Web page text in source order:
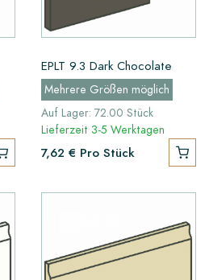
EPLT 9.3 Dark Chocolate
Mehrere Größen möglich
Auf Lager: 72.00 Stück
Lieferzeit 3-5 Werktagen
7,62 € Pro Stück